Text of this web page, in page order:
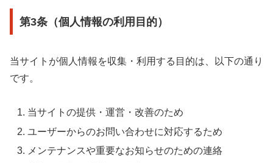
第3条（個人情報の利用目的）
当サイトが個人情報を収集・利用する目的は、以下の通り
です。
当サイトの提供・運営・改善のため
ユーザーからのお問い合わせに対応するため
メンテナンスや重要なお知らせのための連絡